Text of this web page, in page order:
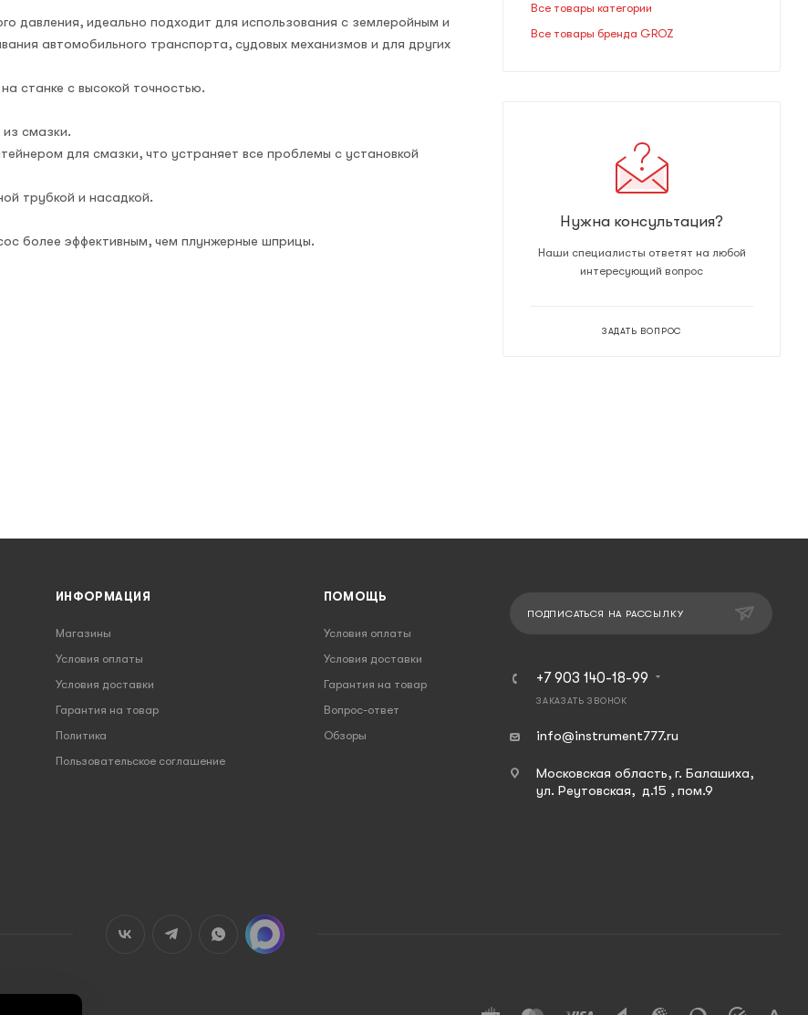
давления, идеально подходит для использования с землеройным и
автомобильного транспорта, судовых механизмов и для других
станке с высокой точностью.
смазки.
для смазки, что устраняет все проблемы с установкой
трубкой и насадкой.
более эффективным, чем плунжерные шприцы.
Все товары категории
Все товары бренда GROZ
Нужна консультация?
Наши специалисты ответят на любой
интересующий вопрос
ЗАДАТЬ ВОПРОС
ИНФОРМАЦИЯ
Магазины
Условия оплаты
Условия доставки
Гарантия на товар
Политика
Пользовательское соглашение
ПОМОЩЬ
Условия оплаты
Условия доставки
Гарантия на товар
Вопрос-ответ
Обзоры
ПОДПИСАТЬСЯ НА РАССЫЛКУ
+7 903 140-18-99
ЗАКАЗАТЬ ЗВОНОК
info@instrument777.ru
Московская область, г. Балашиха,
ул. Реутовская, д.15 , пом.9